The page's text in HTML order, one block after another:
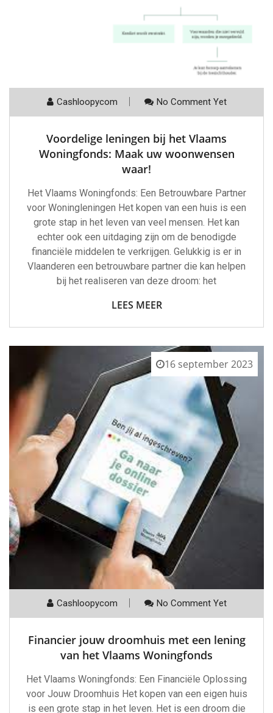
Cashloopycom No Comment Yet
Voordelige leningen bij het Vlaams
Woningfonds: Maak uw woonwensen
waar!
Het Vlaams Woningfonds: Een Betrouwbare Partner
voor Woningleningen Het kopen van een huis is een
grote stap in het leven van veel mensen. Het kan
echter ook een uitdaging zijn om de benodigde
financiële middelen te verkrijgen. Gelukkig is er in
Vlaanderen een betrouwbare partner die kan helpen
bij het realiseren van deze droom: het
LEES MEER
16 september 2023
Cashloopycom No Comment Yet
Financier jouw droomhuis met een lening
van het Vlaams Woningfonds
Het Vlaams Woningfonds: Een Financiële Oplossing
voor Jouw Droomhuis Het kopen van een eigen huis
is een grote stap in het leven. Het is een droom die